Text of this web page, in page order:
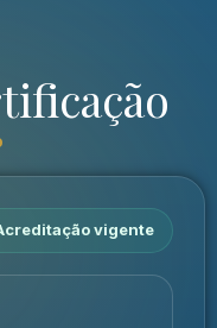
vigente